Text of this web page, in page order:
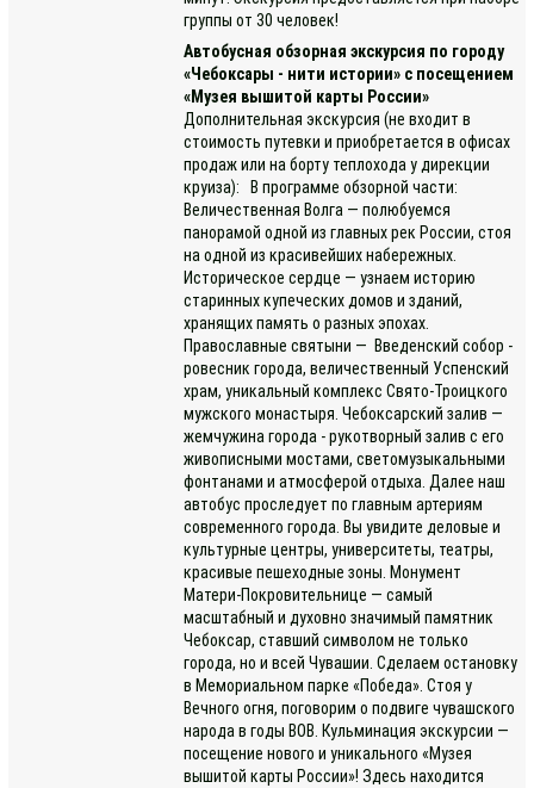
группы от 30 человек!
Автобусная обзорная экскурсия по городу
«Чебоксары - нити истории» с посещением
«Музея вышитой карты России»
Дополнительная экскурсия (не входит в
стоимость путевки и приобретается в офисах
продаж или на борту теплохода у дирекции
круиза): В программе обзорной части:
Величественная Волга — полюбуемся
панорамой одной из главных рек России, стоя
на одной из красивейших набережных.
Историческое сердце — узнаем историю
старинных купеческих домов и зданий,
хранящих память о разных эпохах.
Православные святыни — Введенский собор -
ровесник города, величественный Успенский
храм, уникальный комплекс Свято-Троицкого
мужского монастыря. Чебоксарский залив —
жемчужина города - рукотворный залив с его
живописными мостами, светомузыкальными
фонтанами и атмосферой отдыха. Далее наш
автобус проследует по главным артериям
современного города. Вы увидите деловые и
культурные центры, университеты, театры,
красивые пешеходные зоны. Монумент
Матери-Покровительнице — самый
масштабный и духовно значимый памятник
Чебоксар, ставший символом не только
города, но и всей Чувашии. Сделаем остановку
в Мемориальном парке «Победа». Стоя у
Вечного огня, поговорим о подвиге чувашского
народа в годы ВОВ. Кульминация экскурсии —
посещение нового и уникального «Музея
вышитой карты России»! Здесь находится